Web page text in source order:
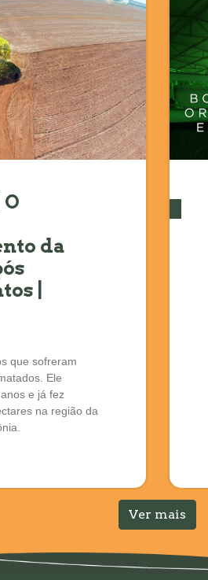
da
|
que sofreram
Ele
e já fez
na região da
Ver mais